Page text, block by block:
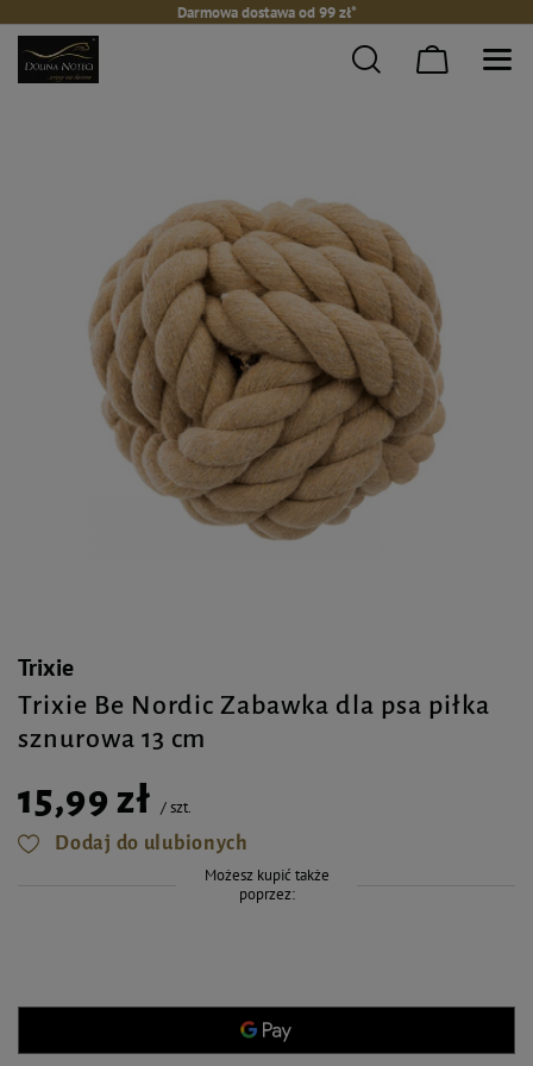
Darmowa dostawa od 99 zł*
Trixie
Trixie Be Nordic Zabawka dla psa piłka
sznurowa 13 cm
15,99 zł /szt.
Dodaj do ulubionych
Możesz kupić także
poprzez: